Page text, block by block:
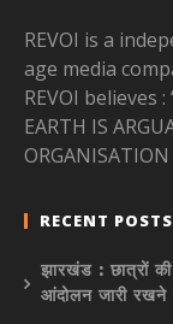
REVOI is a
age media
REVOI believes :
EARTH IS
RECENT POSTS
झारखंड : छात्रों
आंदोलन जारी रखने